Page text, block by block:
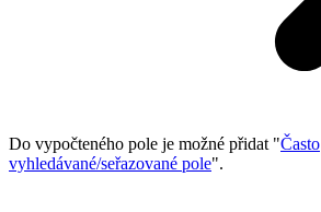
Do vypočteného pole je možné přidat "Často
vyhledávané/seřazované pole".